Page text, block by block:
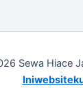
Sewa Hiace